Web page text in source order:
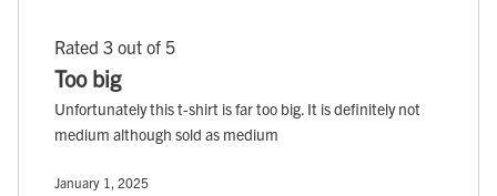
Rated 3 out of 5
Too big
Unfortunately this t-shirt is far too big. It is definitely not
medium although sold as medium
January 1, 2025